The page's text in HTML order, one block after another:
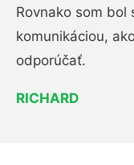
Rovnako som bol
komunikáciou,
odporúčať.
RICHARD